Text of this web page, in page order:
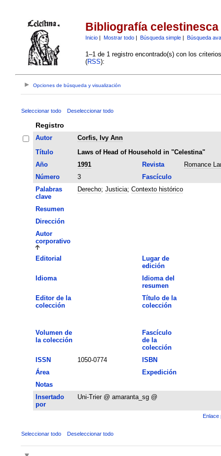
Bibliografía celestinesca
Inicio| Mostrar todo| Búsqueda simple| Búsqueda
1–1 de 1 registro encontrado(s) con los
(RSS):
Opciones de búsqueda y visualización
Seleccionar todo Deseleccionar todo
Registro
Autor
Corfis, Ivy Ann
Título
Laws of Head of Household in "Celestina"
Año
1991 Revista
Romance
Número
3
Fascículo
Palabras
clave
Derecho; Justicia; Contexto histórico
Resumen
Dirección
Autor
corporativo
Editorial
Lugar de
edición
Idioma
Idioma del
resumen
Editor de la
colección
Título de la
colección
Volumen de
la colección
Fascículo
de la
colección
ISSN
1050-0774
ISBN
Área
Expedición
Notas
Insertado
por
Uni-Trier @ amaranta_sg @
Enlace
Seleccionar todo Deseleccionar todo